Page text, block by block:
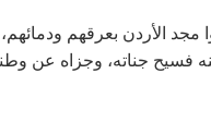
مجد الأردن بعرقهم
فسيح جناته، وجزاه عن